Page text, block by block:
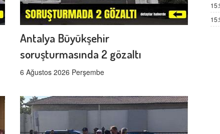
Antalya Büyükşehir
soruşturmasında 2 gözaltı
6 Ağustos 2026 Perşembe